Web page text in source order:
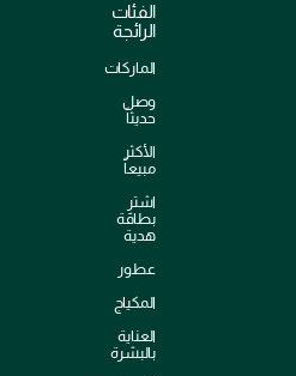
الفئات
الرائجة
الماركات
وصل
حديثاً
الأكثر
مبيعاً
اشترِ
بطاقة
هدية
عطور
المكياج
العناية
بالبشرة